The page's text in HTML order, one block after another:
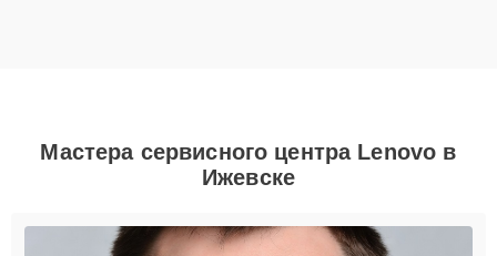
Мастера сервисного центра Lenovo в
Ижевске